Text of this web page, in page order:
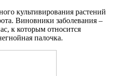
культивирования растений
Виновники заболевания –
к которым относится
палочка.